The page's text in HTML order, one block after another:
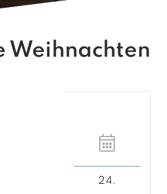
Weihnachten
24.